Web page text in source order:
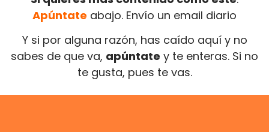
Apúntate abajo. Envío un email diario
Y si por alguna razón, has caído aquí y no
sabes de que va, apúntate y te enteras. Si no
te gusta, pues te vas.